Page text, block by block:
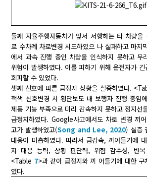
둘째 자율주행자동차가 앞서 서행하는 타 차량을
로 수차례 차로변경 시도하였으 나 실패하고 마지
에서 과속 진행 중인 차량을 인식하지 못하고 무
위험이 발생하였다. 이를 피하기 위해 운전자가
회피할 수 있었다.
셋째 신호에 따른 급정지 상황을 실증하였다.
적색 신호변경 시 횡단보도 내 보행자 진행 중임
제동 기능 부족으로 미리 감속하지 못하고 정지선
급정지하였다. Google사고에서도 차로 변경 끼
고가 발생하였고(Song and Lee, 2020) 실증
대응이 미흡하였다. 따라서 급감속, 끼어들기에
지 대응 능력, 상황 판단력, 위험 감수성, 반
<Table 7>과 같이 급정지와 끼 어들기에 대한
였다.